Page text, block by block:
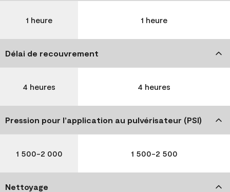
1 heure 1 heure
Délai de recouvrement
4 heures 4 heures
Pression pour l’application au pulvérisateur (PSI)
1 500-2 000 1 500-2 500
Nettoyage